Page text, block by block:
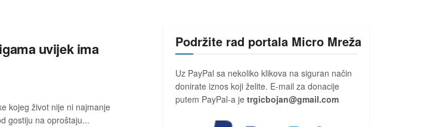
uvijek ima
kojeg život nije ni najmanje
gostiju na oproštaju...
Podržite rad portala Micro Mreža
Uz PayPal sa nekoliko klikova na siguran način
donirate iznos koji želite. E-mail za donacije
putem PayPal-a je trgicbojan@gmail.com